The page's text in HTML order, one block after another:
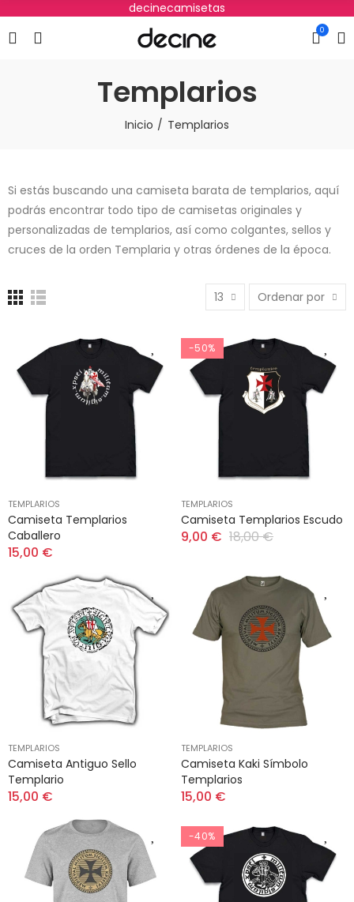
decinecamisetas
0
Templarios
Inicio Templarios
Si estás buscando una camiseta barata de templarios, aquí
podrás encontrar todo tipo de camisetas originales y
personalizadas de templarios, así como colgantes, sellos y
cruces de la orden Templaria y otras órdenes de la época.
13 Ordenar por
TEMPLARIOS
Camiseta Templarios
Caballero
15,00 €
-50%
TEMPLARIOS
Camiseta Templarios Escudo
9,00 € 18,00 €
TEMPLARIOS
Camiseta Antiguo Sello
Templario
15,00 €
TEMPLARIOS
Camiseta Kaki Símbolo
Templarios
15,00 €
-40%